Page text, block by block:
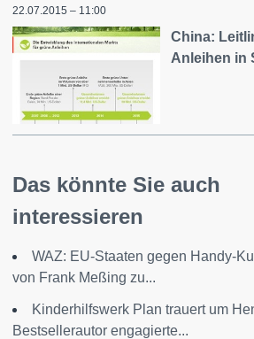
22.07.2015 – 11:00
China:
Anleihen in
Das könnte Sie auch
interessieren
WAZ: EU-Staaten gegen Handy-
von Frank Meßing zu...
Kinderhilfswerk Plan trauert um
Bestsellerautor engagierte...